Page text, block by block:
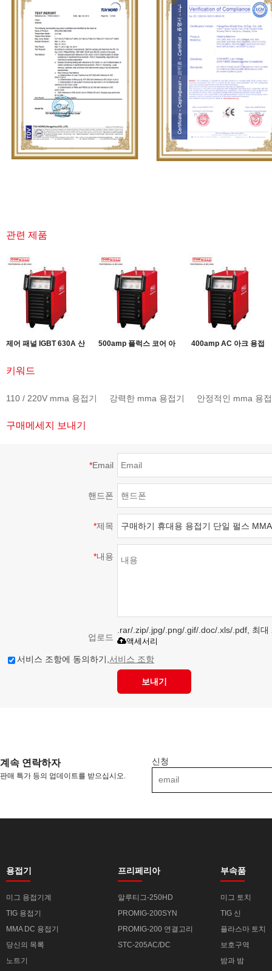
관련 제품
제어 패널 IGBT 630A 산 500amp 플럭스 코어 아 400amp AC 아크 용접
키워드
110 / 220V mma 용접기 강력한 mma 용접기 안정적인 mma 용
구매메세지 보내기
*Email
핸드폰
*제목
*내용
업로드
.rar/.zip/.jpg/.png/.gif/.doc/.xls/.pdf, 최대
액세서리
서비스 조항에 동의하기,서비스 조항
보내기
계속 연락하자
판매 특가 등의 업데이트를 받으십시오.
신청
용접기
미그 용접기계
TIG 용접기
MMA DC 용접기
당신의 목록
노트기
프리페리아
알루티그-250HD
PROMIG-200SYN
PROMIG-200 연결고리
STC-205AC/DC
부속품
미그 토치
TIG 신
플라스마 토치
보호구역
밤과 밤